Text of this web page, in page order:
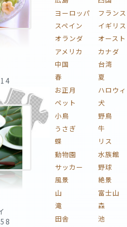
ヨーロッパ
フランス
スペイン
イギリス
オランダ
オース
アメリカ
カナダ
中国
台湾
春
夏
お正月
ハロウ
ペット
犬
小鳥
野鳥
うさぎ
牛
蝶
リス
動物園
水族館
サッカー
野球
風景
絶景
山
富士山
滝
森
田舎
池